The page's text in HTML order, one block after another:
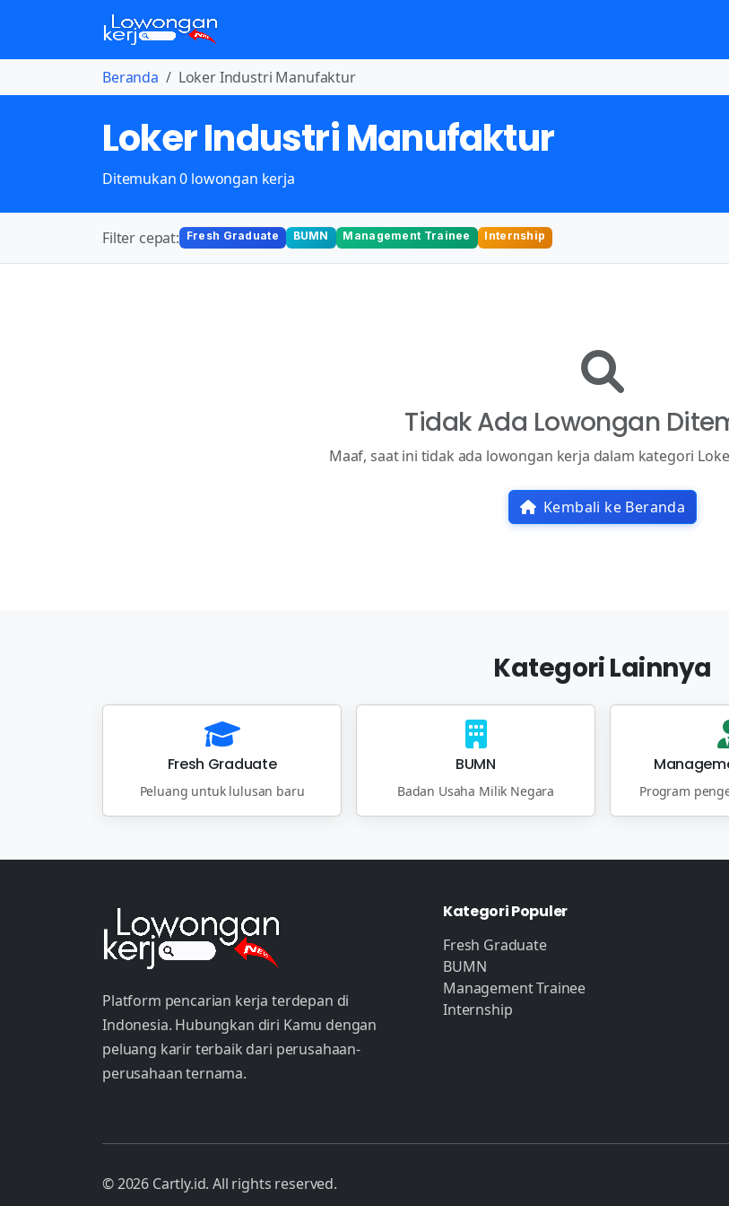
Beranda Loker Industri Manufaktur
Loker Industri Manufaktur
Ditemukan 0 lowongan kerja
Filter cepat: Fresh Graduate BUMN Management Trainee Internship
Tidak Ada Lowongan
Maaf, saat ini tidak ada lowongan kerja dalam kategori
Kembali ke Beranda
Kategori Lainnya
Fresh Graduate
Peluang untuk lulusan baru
BUMN
Badan Usaha Milik Negara Program
Platform pencarian kerja terdepan di
Indonesia. Hubungkan diri Kamu dengan
peluang karir terbaik dari perusahaan-
perusahaan ternama.
Kategori Populer
Fresh Graduate
BUMN
Management Trainee
Internship
© 2026 Cartly.id. All rights reserved.